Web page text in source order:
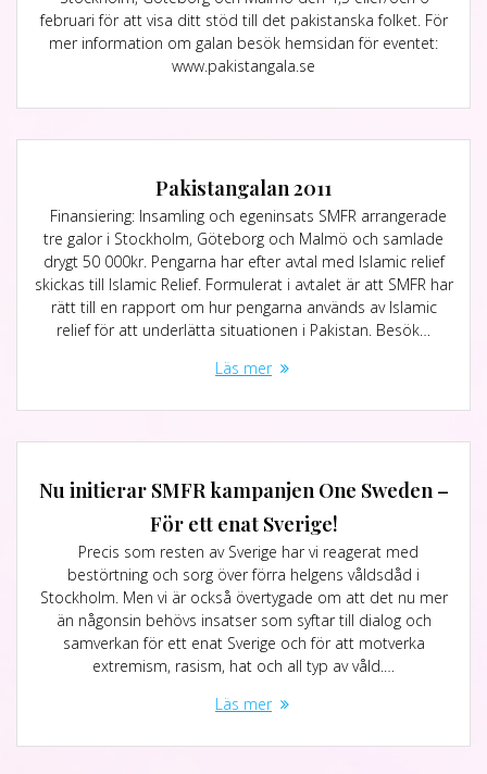
februari för att visa ditt stöd till det pakistanska folket. För
mer information om galan besök hemsidan för eventet:
www.pakistangala.se
Pakistangalan 2011
Finansiering: Insamling och egeninsats SMFR arrangerade
tre galor i Stockholm, Göteborg och Malmö och samlade
drygt 50 000kr. Pengarna har efter avtal med Islamic relief
skickas till Islamic Relief. Formulerat i avtalet är att SMFR har
rätt till en rapport om hur pengarna används av Islamic
relief för att underlätta situationen i Pakistan. Besök…
Läs mer
Nu initierar SMFR kampanjen One Sweden –
För ett enat Sverige!
Precis som resten av Sverige har vi reagerat med
bestörtning och sorg över förra helgens våldsdåd i
Stockholm. Men vi är också övertygade om att det nu mer
än någonsin behövs insatser som syftar till dialog och
samverkan för ett enat Sverige och för att motverka
extremism, rasism, hat och all typ av våld.…
Läs mer